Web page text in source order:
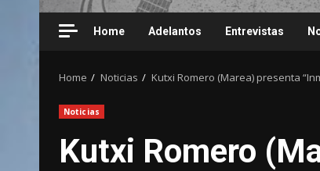
Home Adelantos Entrevistas
Home Noticias Kutxi Romero (Marea) presenta
Noticias
Kutxi Romero